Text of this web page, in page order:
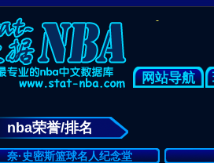
-
网站导航
nba荣誉/排名
奈·史密斯篮球名人纪念堂